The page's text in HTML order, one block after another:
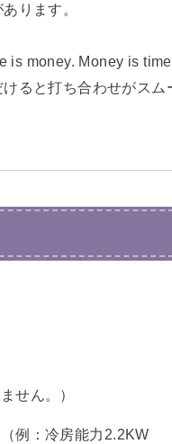
ります。
is money. Money is
けると打ち合わせがスム
せん。）
例：冷房能力2.2KW